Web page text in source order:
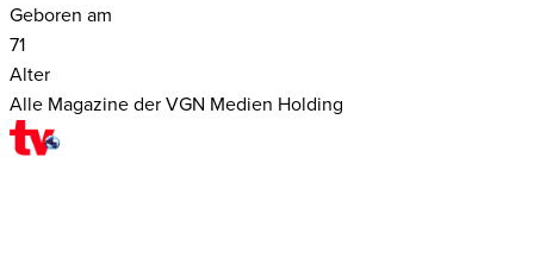
Geboren am
71
Alter
Alle Magazine der VGN Medien Holding